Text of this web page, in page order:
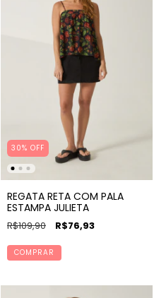
30% OFF
REGATA RETA COM PALA
ESTAMPA JULIETA
R$109,90 R$76,93
COMPRAR